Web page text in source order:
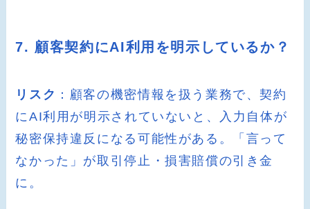
7. 顧客契約にAI利用を明示しているか？
リスク ：顧客の機密情報を扱う業務で、契約
にAI利用が明示されていないと、入力自体が
秘密保持違反になる可能性がある。「言って
なかった」が取引停止・損害賠償の引き金
に。